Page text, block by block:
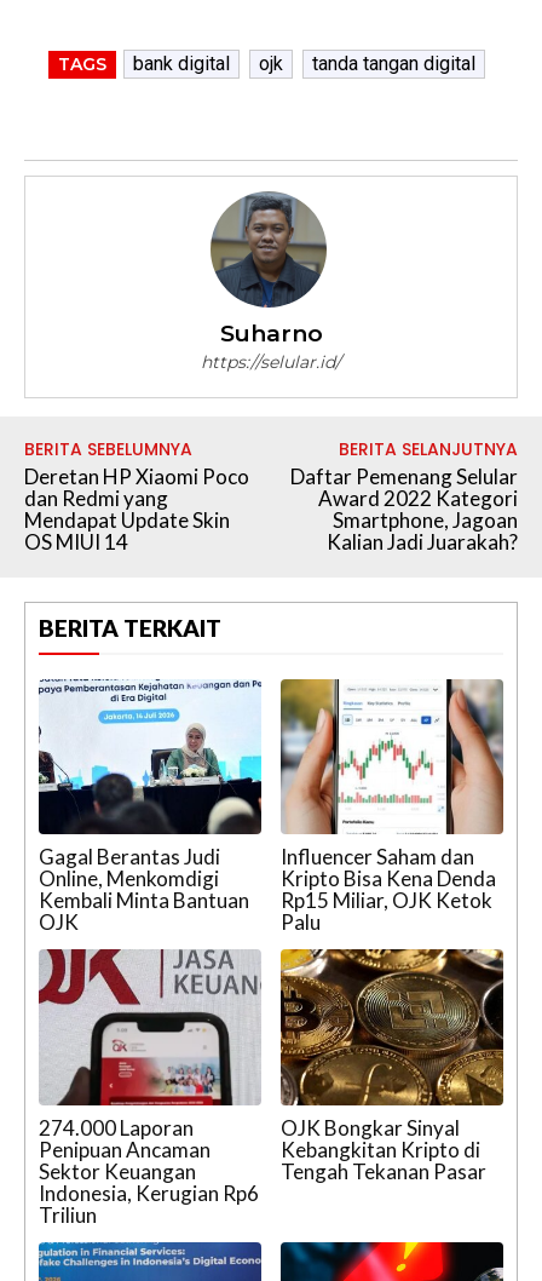
TAGS bank digital ojk tanda tangan digital
Suharno
https://selular.id/
BERITA SEBELUMNYA
Deretan HP Xiaomi Poco
dan Redmi yang
Mendapat Update Skin
OS MIUI 14
BERITA SELANJUTNYA
Daftar Pemenang Selular
Award 2022 Kategori
Smartphone, Jagoan
Kalian Jadi Juarakah?
BERITA TERKAIT
Gagal Berantas Judi
Online, Menkomdigi
Kembali Minta Bantuan
OJK
Influencer Saham dan
Kripto Bisa Kena Denda
Rp15 Miliar, OJK Ketok
Palu
274.000 Laporan
Penipuan Ancaman
Sektor Keuangan
Indonesia, Kerugian Rp6
Triliun
OJK Bongkar Sinyal
Kebangkitan Kripto di
Tengah Tekanan Pasar